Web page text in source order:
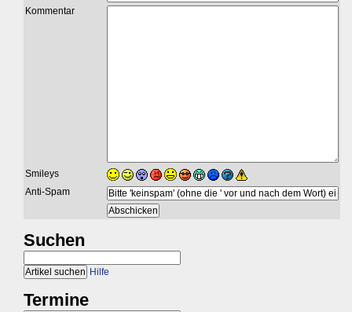
Kommentar
Smileys
Anti-Spam
Suchen
Hilfe
Termine